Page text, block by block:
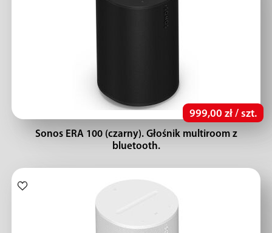
999,00 zł / szt.
Sonos ERA 100 (czarny). Głośnik multiroom z
bluetooth.